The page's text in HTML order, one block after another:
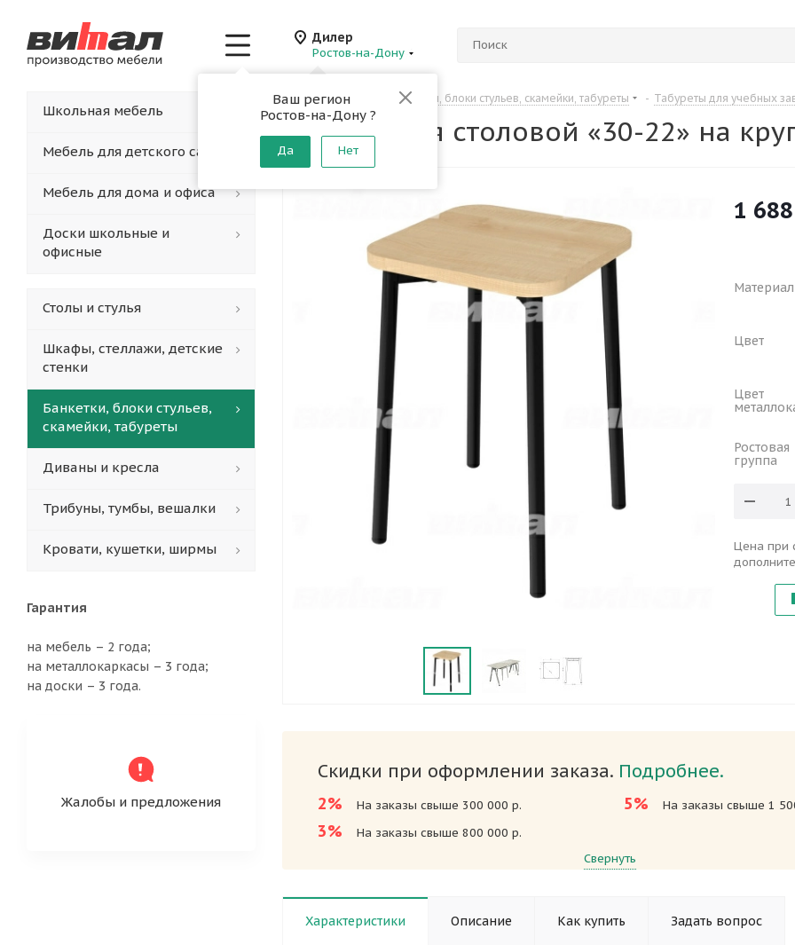
Дилер
Ростов-на-Дону
Ваш регион
Ростов-на-Дону ?
Да Нет
Главная - Каталог Банкетки, блоки стульев, скамейки, табуреты - Табуреты для учебных
Табурет для столовой «30-22» на
1 688
Материал
Цвет
Цвет
Ростовая
группа
Цена при
Скидки при оформлении заказа. Подробнее.
2% На заказы свыше 300 000 р.
3% На заказы свыше 800 000 р.
5% На заказы свыше 1
Свернуть
Характеристики Описание Как купить Задать вопрос
Школьная мебель
Мебель для детского сада
Мебель для дома и офиса
Доски школьные и
офисные
Столы и стулья
Шкафы, стеллажи, детские
стенки
Банкетки, блоки стульев,
скамейки, табуреты
Диваны и кресла
Трибуны, тумбы, вешалки
Кровати, кушетки, ширмы
Гарантия
на мебель – 2 года;
на металлокаркасы – 3 года;
на доски – 3 года.
Жалобы и предложения